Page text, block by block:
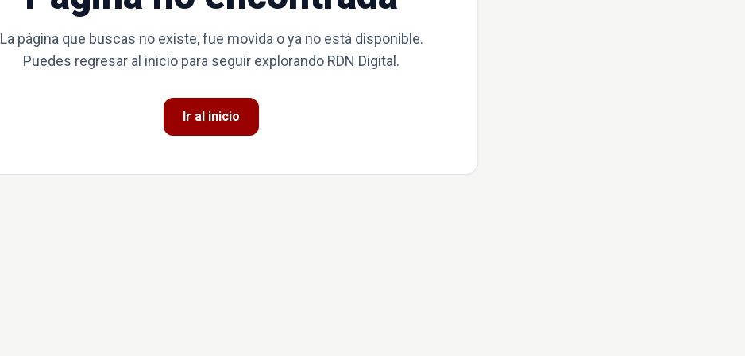
La página que buscas no existe, fue movida o ya no está disponible.
Puedes regresar al inicio para seguir explorando RDN Digital.
Ir al inicio